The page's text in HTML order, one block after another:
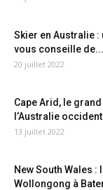
Skier en Australie :
vous conseille de...
20 juillet 2022
Cape Arid, le
l’Australie
13 juillet 2022
New South Wales :
Wollongong à